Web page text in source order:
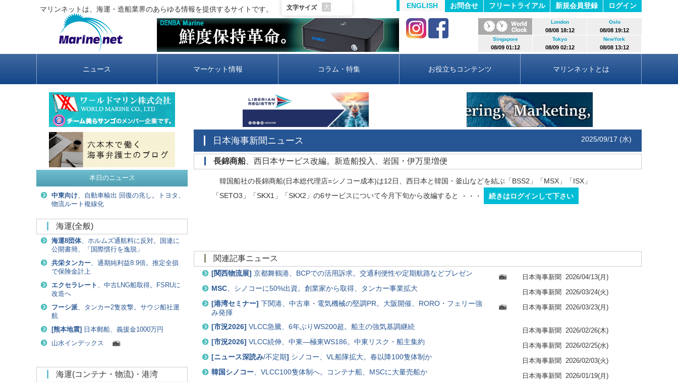
マリンネットは、海運・造船業界のあらゆる情報を提供するサイトです。 文字サイズ 大 ログイン
新規会員登録
フリートライアル
お問合せ
ENGLISH
Oslo
08/08 19:12
London
08/08 18:12
NewYork
08/08 13:12
Tokyo
08/09 02:12
Singapore
08/09 01:12
ニュース マーケット情報 コラム・特集 お役立ちコンテンツ マリンネットとは
日本海事新聞ニュース 2025/09/17 (水)
長錦商船、西日本サービス改編。新造船投入、岩国・伊万里増便
韓国船社の長錦商船(日本総代理店=シノコー成本)は12日、西日本と韓国・釜山などを結ぶ「BSS2」「MSX」「ISX」
「SETO3」「SKX1」「SKX2」の6サービスについて今月下旬から改編すると
・・・ 続きはログインして下さい
関連記事ニュース
[関西物流展] 京都舞鶴港、BCPでの活用訴求。交通利便性や定期航路などプレゼン 2026/04/13(月)
日本海事新聞
MSC、シノコーに50%出資。創業家から取得、タンカー事業拡大 2026/03/24(火)
日本海事新聞
[港湾セミナー] 下関港、中古車・電気機械の堅調PR。大阪開催、RORO・フェリー強
み発揮
2026/03/23(月)
日本海事新聞
[市況2026] VLCC急騰、6年ぶりWS200超。船主の強気基調継続 2026/02/26(木)
日本海事新聞
[市況2026] VLCC続伸、中東―極東WS186。中東リスク・船主集約 2026/02/25(水)
日本海事新聞
[ニュース深読み/不定期] シノコー、VL船隊拡大。春以降100隻体制か 2026/02/03(火)
日本海事新聞
韓国シノコー、VLCC100隻体制へ。コンテナ船、MSCに大量売船か 2026/01/19(月)
日本海事新聞
本日のニュース
中東向け 、自動車輸出 回復の兆し。トヨタ、
物流ルート複線化
海運(全般)
海運8団体 、ホルムズ通航料に反対。国連に
公開書簡、「国際慣行を逸脱」
共栄タンカー 、通期純利益8.9倍。推定全損
で保険金計上
エクセラレート
、中古LNG船取得。FSRUに
改造へ
フーシ派 、タンカー2隻攻撃。サウジ船社運
航
[熊本地震]
日本郵船、義援金1000万円
山水インデックス
海運(コンテナ・物流)・港湾